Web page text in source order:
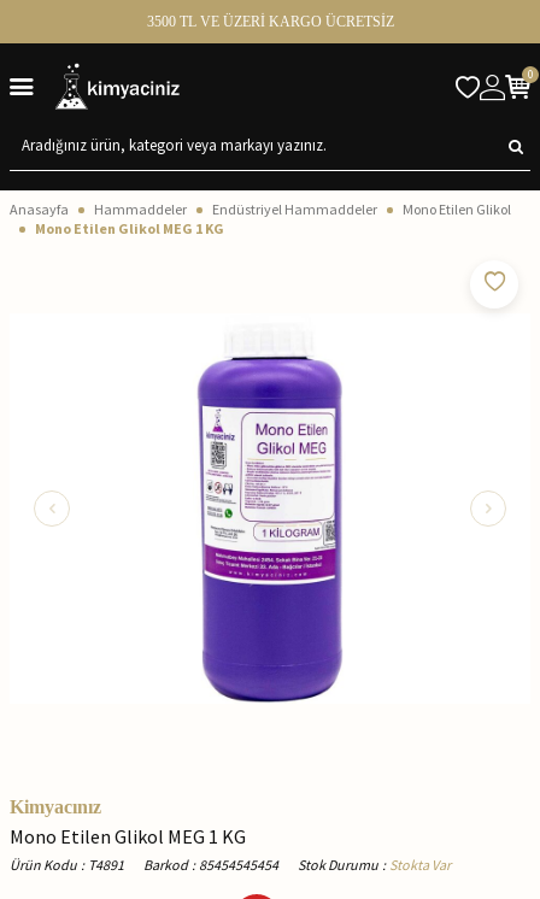
3500 TL VE ÜZERİ KARGO ÜCRETSİZ
0
Anasayfa Hammaddeler Endüstriyel Hammaddeler
Mono Etilen Glikol
Mono Etilen Glikol MEG 1 KG
Kimyacınız
Mono Etilen Glikol MEG 1 KG
Ürün Kodu : T4891 Barkod : 85454545454 Stok Durumu : Stokta Var